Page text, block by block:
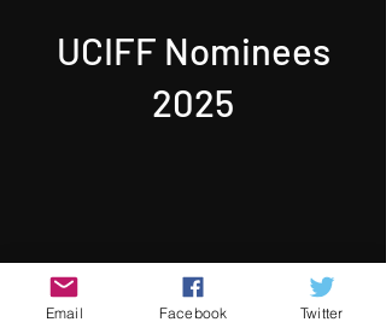
UCIFF Nominees
2025
Email Facebook Twitter